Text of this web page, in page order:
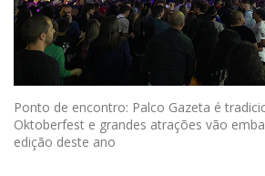
Ponto de encontro: Palco Gazeta é
Oktoberfest e grandes atrações vão
edição deste ano